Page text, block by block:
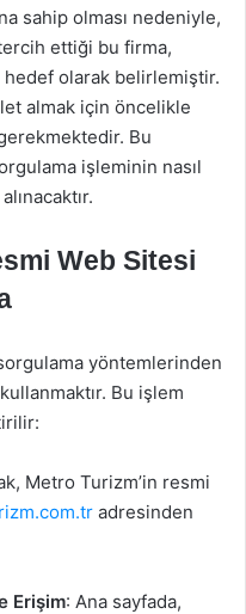
sahip olması nedeniyle,
ettiği bu firma,
olarak belirlemiştir.
almak için öncelikle
Bu
işleminin nasıl
Web Sitesi
yöntemlerinden
Bu işlem
Metro Turizm’in resmi
adresinden
Erişim: Ana sayfada,